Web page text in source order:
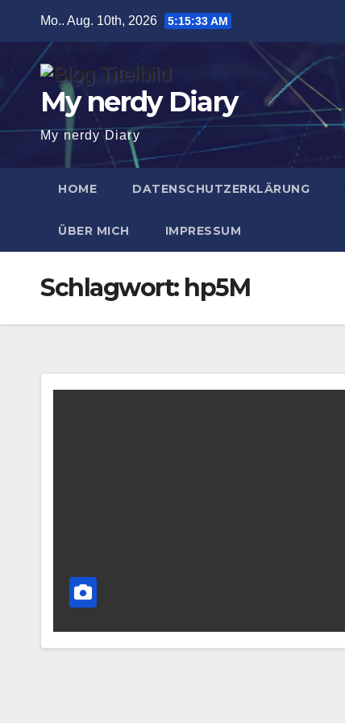
springen
Mo.. Aug. 10th, 2026 5:15:33 AM
My nerdy Diary
My nerdy Diary
HOME DATENSCHUTZERKLÄRUNG
ÜBER MICH IMPRESSUM
Schlagwort: hp5M